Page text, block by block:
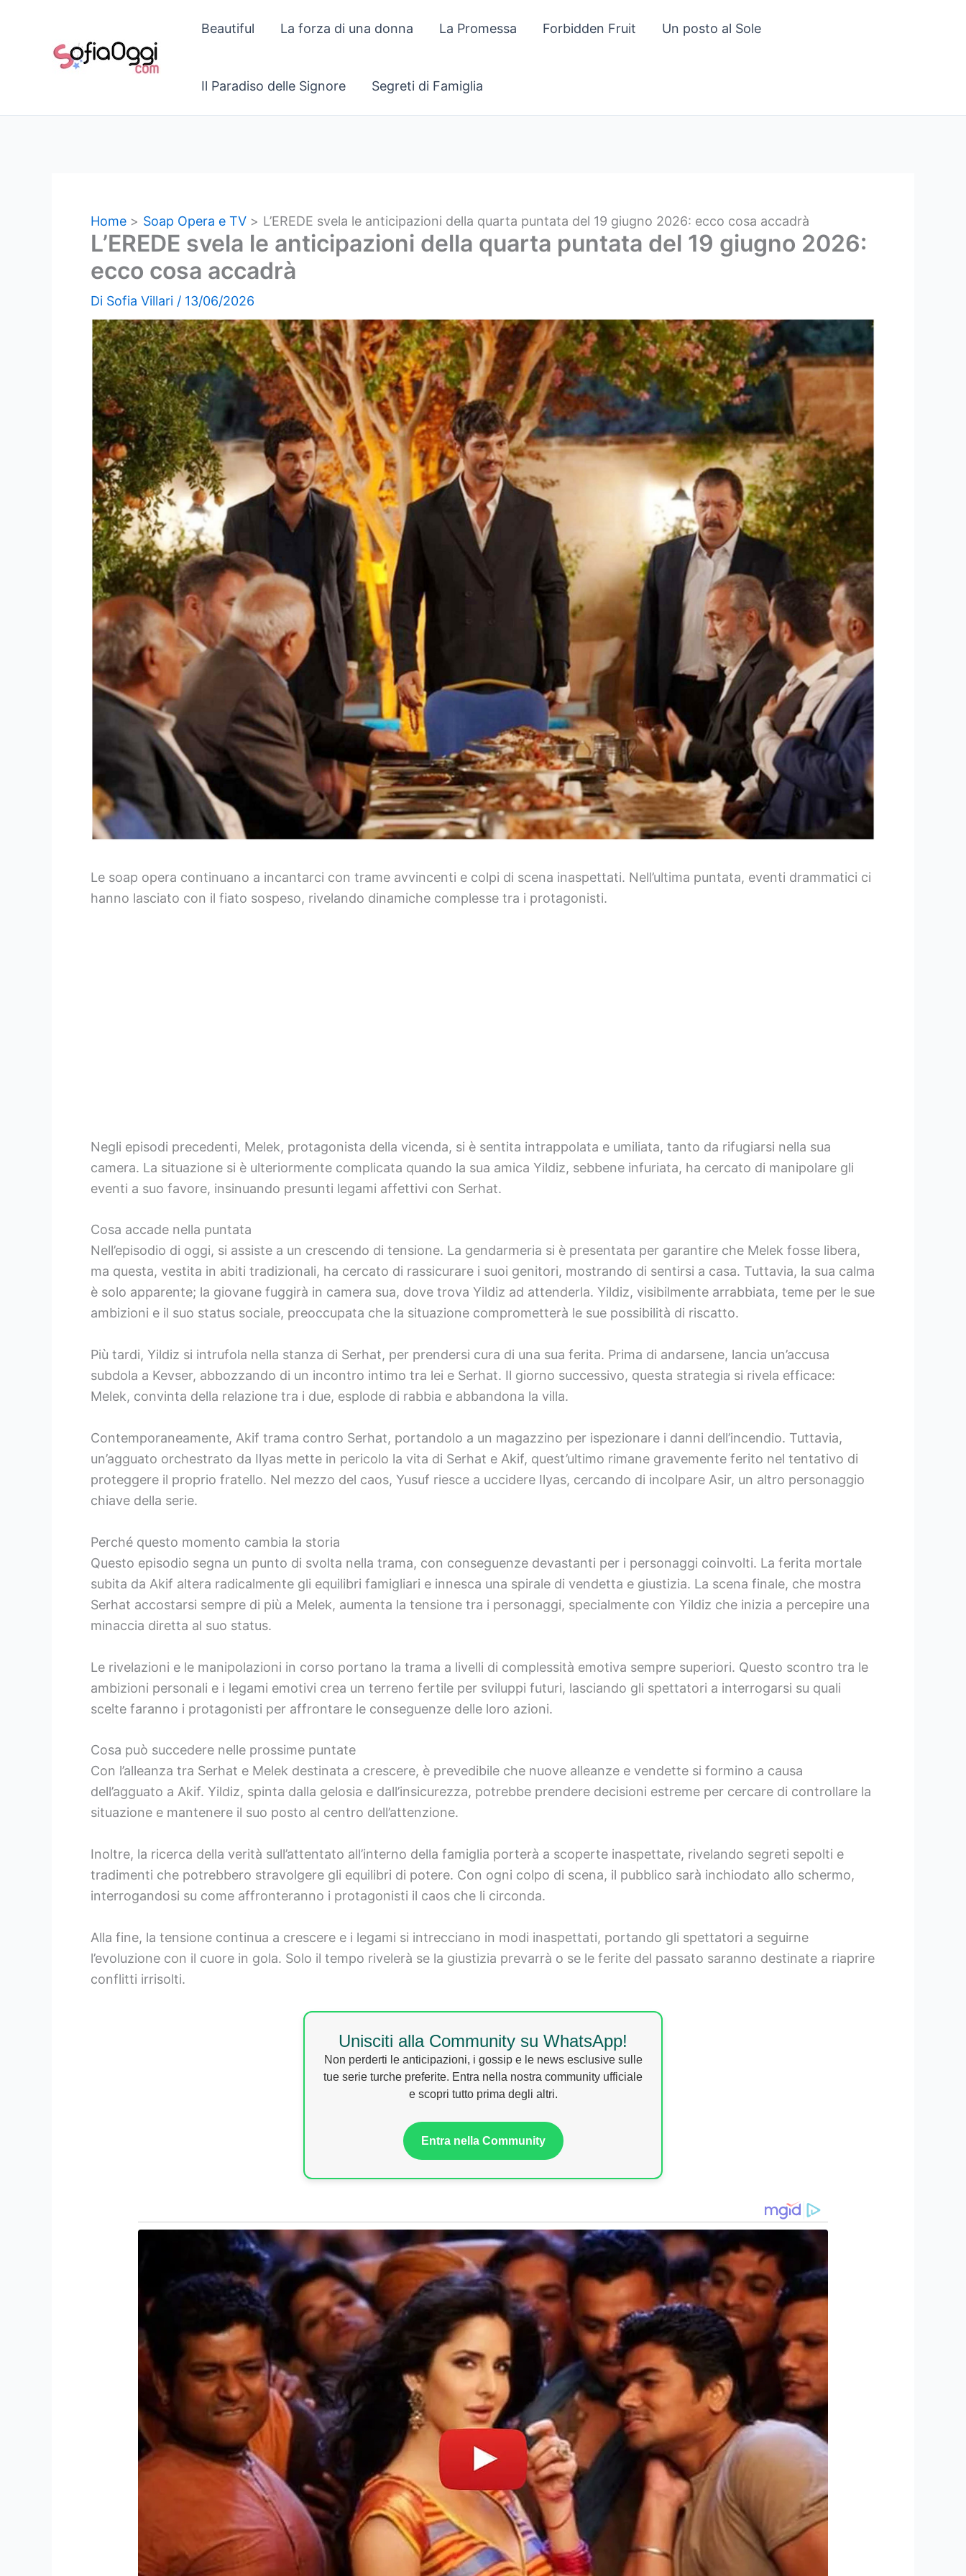
contenuto
Beautiful La forza di una donna La Promessa Forbidden Fruit Un posto al Sole
Il Paradiso delle Signore Segreti di Famiglia
Home Soap Opera e TV L’EREDE svela le anticipazioni della quarta puntata del 19 giugno 2026: ecco cosa accadrà
L’EREDE svela le anticipazioni della quarta puntata del 19 giugno 2026:
ecco cosa accadrà
Di Sofia Villari / 13/06/2026
Le soap opera continuano a incantarci con trame avvincenti e colpi di scena inaspettati. Nell’ultima puntata, eventi drammatici ci
hanno lasciato con il fiato sospeso, rivelando dinamiche complesse tra i protagonisti.
Negli episodi precedenti, Melek, protagonista della vicenda, si è sentita intrappolata e umiliata, tanto da rifugiarsi nella sua
camera. La situazione si è ulteriormente complicata quando la sua amica Yildiz, sebbene infuriata, ha cercato di manipolare gli
eventi a suo favore, insinuando presunti legami affettivi con Serhat.
Cosa accade nella puntata
Nell’episodio di oggi, si assiste a un crescendo di tensione. La gendarmeria si è presentata per garantire che Melek fosse libera,
ma questa, vestita in abiti tradizionali, ha cercato di rassicurare i suoi genitori, mostrando di sentirsi a casa. Tuttavia, la sua calma
è solo apparente; la giovane fuggirà in camera sua, dove trova Yildiz ad attenderla. Yildiz, visibilmente arrabbiata, teme per le sue
ambizioni e il suo status sociale, preoccupata che la situazione comprometterà le sue possibilità di riscatto.
Più tardi, Yildiz si intrufola nella stanza di Serhat, per prendersi cura di una sua ferita. Prima di andarsene, lancia un’accusa
subdola a Kevser, abbozzando di un incontro intimo tra lei e Serhat. Il giorno successivo, questa strategia si rivela efficace:
Melek, convinta della relazione tra i due, esplode di rabbia e abbandona la villa.
Contemporaneamente, Akif trama contro Serhat, portandolo a un magazzino per ispezionare i danni dell’incendio. Tuttavia,
un’agguato orchestrato da Ilyas mette in pericolo la vita di Serhat e Akif, quest’ultimo rimane gravemente ferito nel tentativo di
proteggere il proprio fratello. Nel mezzo del caos, Yusuf riesce a uccidere Ilyas, cercando di incolpare Asir, un altro personaggio
chiave della serie.
Perché questo momento cambia la storia
Questo episodio segna un punto di svolta nella trama, con conseguenze devastanti per i personaggi coinvolti. La ferita mortale
subita da Akif altera radicalmente gli equilibri famigliari e innesca una spirale di vendetta e giustizia. La scena finale, che mostra
Serhat accostarsi sempre di più a Melek, aumenta la tensione tra i personaggi, specialmente con Yildiz che inizia a percepire una
minaccia diretta al suo status.
Le rivelazioni e le manipolazioni in corso portano la trama a livelli di complessità emotiva sempre superiori. Questo scontro tra le
ambizioni personali e i legami emotivi crea un terreno fertile per sviluppi futuri, lasciando gli spettatori a interrogarsi su quali
scelte faranno i protagonisti per affrontare le conseguenze delle loro azioni.
Cosa può succedere nelle prossime puntate
Con l’alleanza tra Serhat e Melek destinata a crescere, è prevedibile che nuove alleanze e vendette si formino a causa
dell’agguato a Akif. Yildiz, spinta dalla gelosia e dall’insicurezza, potrebbe prendere decisioni estreme per cercare di controllare la
situazione e mantenere il suo posto al centro dell’attenzione.
Inoltre, la ricerca della verità sull’attentato all’interno della famiglia porterà a scoperte inaspettate, rivelando segreti sepolti e
tradimenti che potrebbero stravolgere gli equilibri di potere. Con ogni colpo di scena, il pubblico sarà inchiodato allo schermo,
interrogandosi su come affronteranno i protagonisti il caos che li circonda.
Alla fine, la tensione continua a crescere e i legami si intrecciano in modi inaspettati, portando gli spettatori a seguirne
l’evoluzione con il cuore in gola. Solo il tempo rivelerà se la giustizia prevarrà o se le ferite del passato saranno destinate a riaprire
conflitti irrisolti.
Unisciti alla Community su WhatsApp!
Non perderti le anticipazioni, i gossip e le news esclusive sulle
tue serie turche preferite. Entra nella nostra community ufficiale
e scopri tutto prima degli altri.
Entra nella Community